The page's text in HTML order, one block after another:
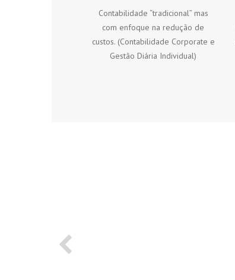
Contabilidade “tradicional” mas
com enfoque na redução de
custos. (Contabilidade Corporate e
Gestão Diária Individual)